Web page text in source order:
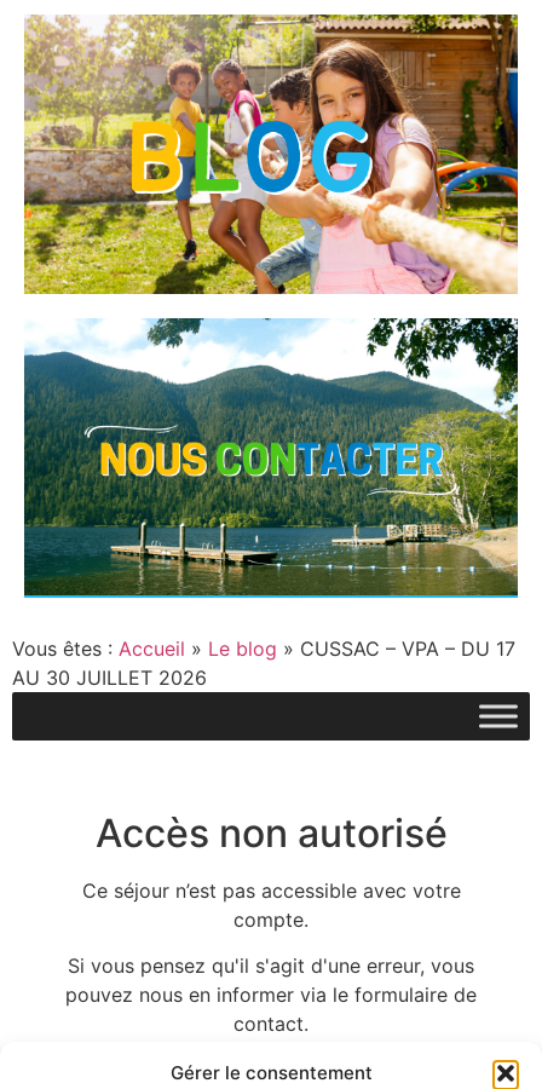
Gérer le consentement
Vous êtes : Accueil » Le blog » CUSSAC – VPA – DU 17
AU 30 JUILLET 2026
Accès non autorisé
Ce séjour n’est pas accessible avec votre
compte.
Si vous pensez qu'il s'agit d'une erreur, vous
pouvez nous en informer via le formulaire de
contact.